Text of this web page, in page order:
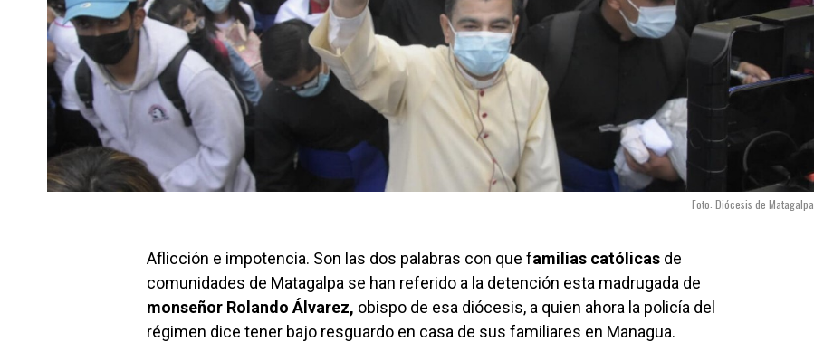
Foto: Diócesis de Matagalpa.
Aflicción e impotencia. Son las dos palabras con que familias católicas de
comunidades de Matagalpa se han referido a la detención esta madrugada de
monseñor Rolando Álvarez, obispo de esa diócesis, a quien ahora la policía del
régimen dice tener bajo resguardo en casa de sus familiares en Managua.